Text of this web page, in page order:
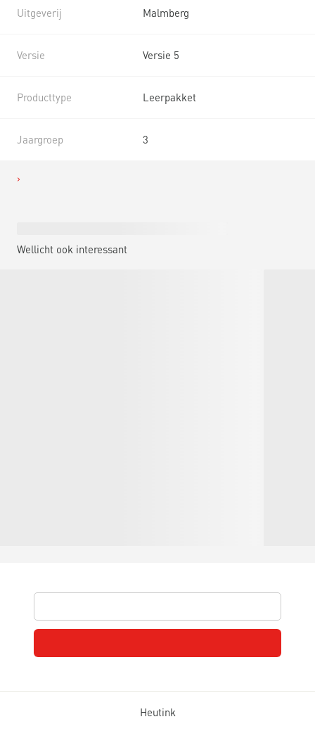
Uitgeverij Malmberg
Versie Versie 5
Producttype Leerpakket
Jaargroep 3
Wellicht ook interessant
Heutink